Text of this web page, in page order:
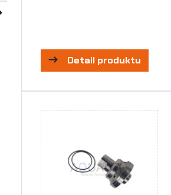
Detail produktu